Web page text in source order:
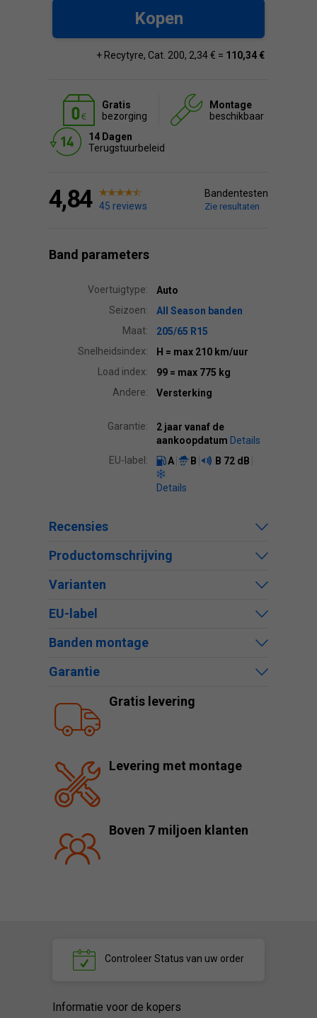
Kopen
+ Recytyre, Cat. 200, 2,34 € = 110,34 €
Gratis
bezorging
Montage
beschikbaar
14 Dagen
Terugstuurbeleid
4,84 45 reviews
Bandentesten
Zie resultaten
Band parameters
Voertuigtype:
Auto
Seizoen:
All Season banden
Maat:
205/65 R15
Snelheidsindex:
H = max 210 km/uur
Load index:
99 = max 775 kg
Andere:
Versterking
Garantie:
2 jaar vanaf de
aankoopdatum Details
EU-label:
A B B 72 dB
Details
Recensies
Productomschrijving
Varianten
EU-label
Banden montage
Garantie
Gratis levering
Levering met montage
Boven 7 miljoen klanten
ControleerStatus van uw order
Informatie voor de kopers